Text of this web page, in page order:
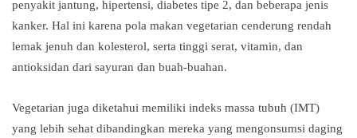
penyakit jantung, hipertensi, diabetes tipe 2, dan beberapa jenis
kanker. Hal ini karena pola makan vegetarian cenderung rendah
lemak jenuh dan kolesterol, serta tinggi serat, vitamin, dan
antioksidan dari sayuran dan buah-buahan.
Vegetarian juga diketahui memiliki indeks massa tubuh (IMT)
yang lebih sehat dibandingkan mereka yang mengonsumsi daging